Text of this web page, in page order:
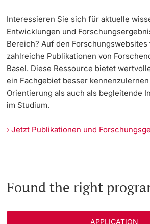
Interessieren Sie sich für aktuelle
Entwicklungen und
Bereich? Auf den Forschungswebsites
zahlreiche Publikationen von
Basel. Diese Ressource bietet
ein Fachgebiet besser
Orientierung als auch als begleitende
im Studium.
Jetzt Publikationen und
Found the right
APPLICATION